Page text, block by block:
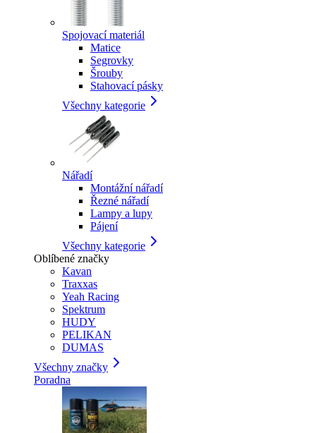
Spojovací materiál
Matice
Segrovky
Šrouby
Stahovací pásky
Všechny kategorie
Nářadí
Montážní nářadí
Řezné nářadí
Lampy a lupy
Pájení
Všechny kategorie
Oblíbené značky
Kavan
Traxxas
Yeah Racing
Spektrum
HUDY
PELIKAN
DUMAS
Všechny značky
Poradna